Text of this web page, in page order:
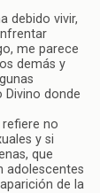
debido vivir,
me parece
demás y
donde
refiere no
y si
que
adolescentes
de la